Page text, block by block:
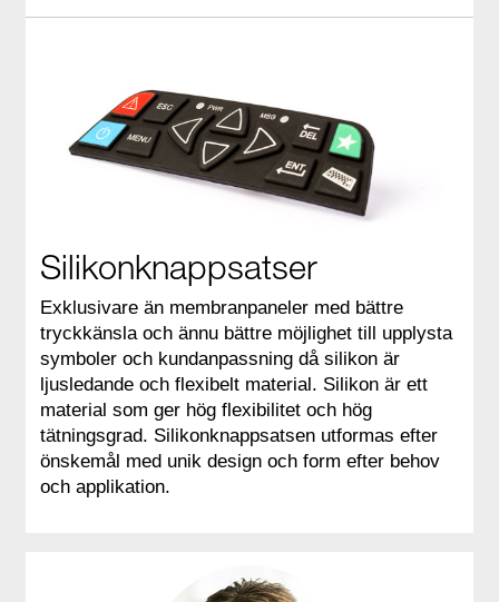
Silikonknappsatser
Exklusivare än membranpaneler med bättre
tryckkänsla och ännu bättre möjlighet till upplysta
symboler och kundanpassning då silikon är
ljusledande och flexibelt material. Silikon är ett
material som ger hög flexibilitet och hög
tätningsgrad. Silikonknappsatsen utformas efter
önskemål med unik design och form efter behov
och applikation.